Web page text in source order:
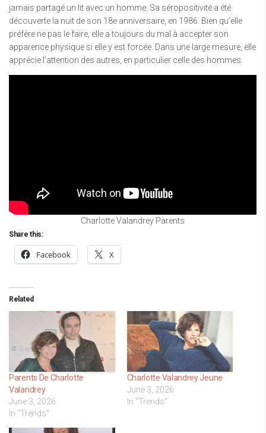
jamais partagé un lit avec un homme. Sa séropositivité a été
découverte la nuit de son 18e anniversaire, en 1986. Bien qu’elle
préfère ne pas le faire, elle a toujours du mal à accepter son
apparence physique si elle y est forcée. Dans une large mesure, elle
apprécie l’attention des autres, en particulier celle des hommes.
Charlotte Valandrey Parents
Share this:
Facebook X
Related
Parents De Charlotte
Valandrey
June 3, 2026
In "Trends"
Charlotte Valandrey Jeune
June 3, 2026
In "Trends"